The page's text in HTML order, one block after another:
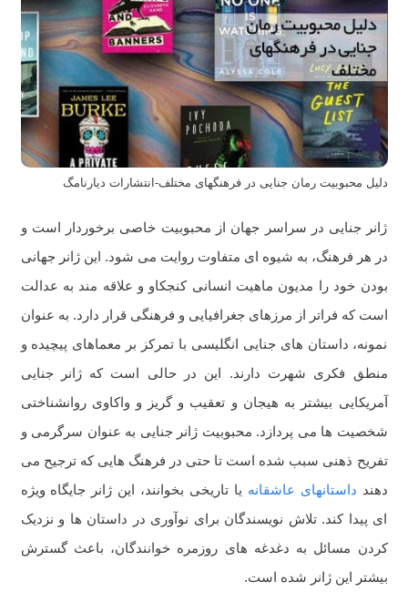
دلیل محبوبیت رمان جنایی در فرهنگهای مختلف-انتشارات دیارنامگ
ژانر جنایی در سراسر جهان از محبوبیت خاصی برخوردار است و
در هر فرهنگ، به شیوه ای متفاوت روایت می شود. این ژانر جهانی
بودن خود را مدیون ماهیت انسانی کنجکاو و علاقه مند به عدالت
است که فراتر از مرزهای جغرافیایی و فرهنگی قرار دارد. به عنوان
نمونه، داستان های جنایی انگلیسی با تمرکز بر معماهای پیچیده و
منطق فکری شهرت دارند. این در حالی است که ژانر جنایی
آمریکایی بیشتر به هیجان و تعقیب و گریز و واکاوی روانشناختی
شخصیت ها می پردازد. محبوبیت ژانر جنایی به عنوان سرگرمی و
تفریح ذهنی سبب شده است تا حتی در فرهنگ هایی که ترجیح می
دهند داستانهای عاشقانه یا تاریخی بخوانند، این ژانر جایگاه ویژه
ای پیدا کند. تلاش نویسندگان برای نوآوری در داستان ها و نزدیک
کردن مسائل به دغدغه های روزمره خوانندگان، باعث گسترش
بیشتر این ژانر شده است.